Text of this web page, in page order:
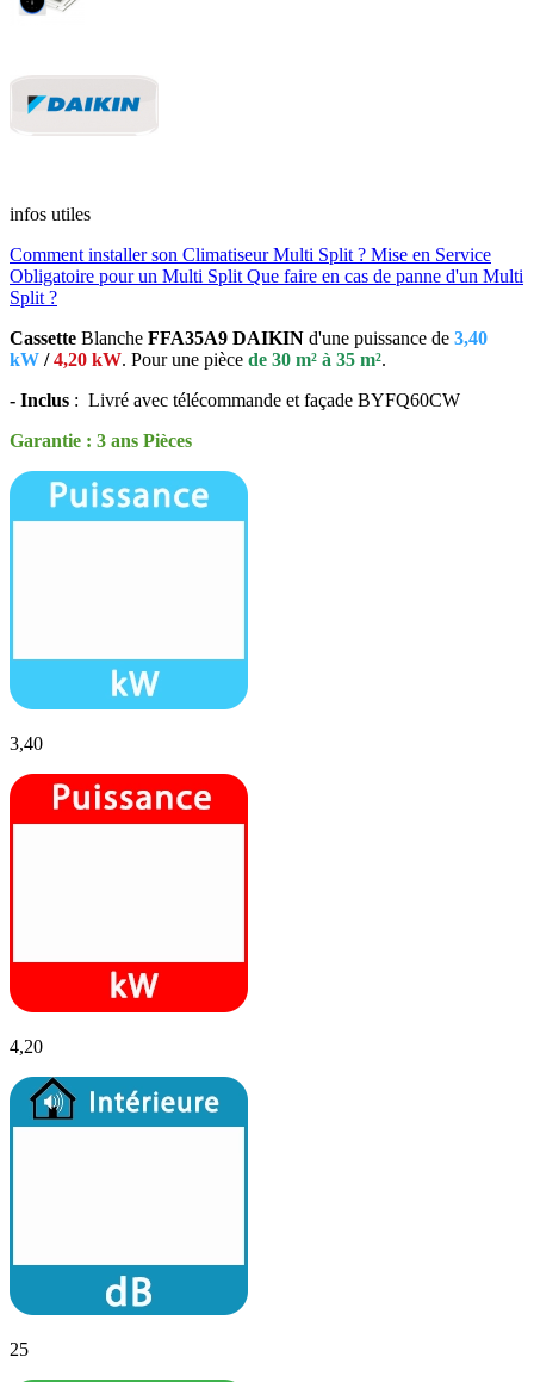
infos utiles
Comment installer son Climatiseur Multi Split ? Mise en Service
Obligatoire pour un Multi Split Que faire en cas de panne d'un Multi
Split ?
Cassette Blanche FFA35A9 DAIKIN d'une puissance de 3,40
kW /4,20 kW. Pour une pièce de 30 m² à 35 m².
- Inclus : Livré avec télécommande et façade BYFQ60CW
Garantie : 3 ans Pièces
3,40
4,20
25